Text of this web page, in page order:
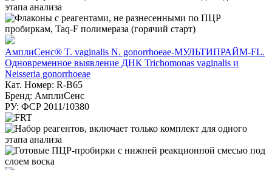
АмплиСенс® T. vaginalis N. gonorrhoeae-МУЛЬТИПРАЙМ-FL.
Одновременное выявление ДНК Trichomonas vaginalis и
Neisseria gonorrhoeae
Кат. Номер: R-B65
Бренд: АмплиСенс
РУ: ФСР 2011/10380